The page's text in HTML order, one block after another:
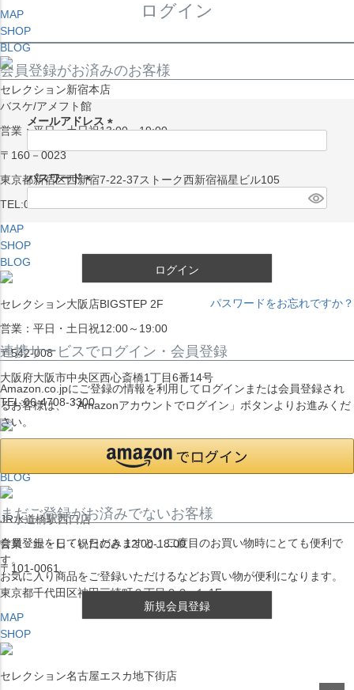
MAP
SHOP
BLOG
セレクション新宿本店
バスケ/アメフト館
営業：平日・土日祝13:00～19:00
〒160－0023
東京都新宿区西新宿7-22-37ストーク西新宿福星ビル105
TEL:03-5338-7231
MAP
SHOP
BLOG
セレクション大阪店BIGSTEP 2F
営業：平日・土日祝12:00～19:00
〒542-008
大阪府大阪市中央区西心斎橋1丁目6番14号
TEL:06-4708-3300
MAP
BLOG
JR水道橋駅西口店
営業：土・日・祝日のみ 12:00-18:00
〒101-0061
東京都千代田区神田三崎町２丁目２２−１ 1F
MAP
SHOP
セレクション名古屋エスカ地下街店
ログイン
会員登録がお済みのお客様
メールアドレス
須
)
パスワード
ログイン
パスワードをお忘れですか？
連携サービスでログイン・会員登録
Amazon.co.jpにご登録の情報を利用してログインまたは会員登録され
るお客様は、「Amazonアカウントでログイン」ボタンよりお進みくだ
さい。
まだご登録がお済みでないお客様
会員登録をしていただきますと、二度目のお買い物時にとても便利で
す。
お気に入り商品をご登録いただけるなどお買い物が便利になります。
新規会員登録